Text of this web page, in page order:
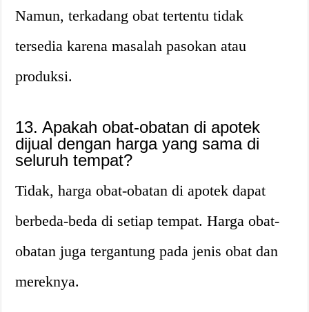
Namun, terkadang obat tertentu tidak
tersedia karena masalah pasokan atau
produksi.
13. Apakah obat-obatan di apotek
dijual dengan harga yang sama di
seluruh tempat?
Tidak, harga obat-obatan di apotek dapat
berbeda-beda di setiap tempat. Harga obat-
obatan juga tergantung pada jenis obat dan
mereknya.